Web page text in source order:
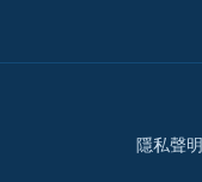
隱私聲明